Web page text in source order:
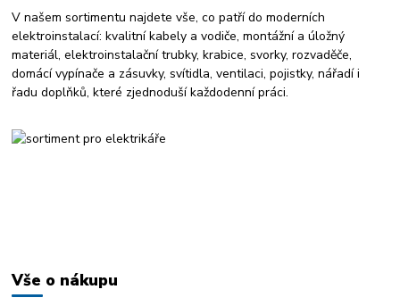
V našem sortimentu najdete vše, co patří do moderních
elektroinstalací: kvalitní kabely a vodiče, montážní a úložný
materiál, elektroinstalační trubky, krabice, svorky, rozvaděče,
domácí vypínače a zásuvky, svítidla, ventilaci, pojistky, nářadí i
řadu doplňků, které zjednoduší každodenní práci.
Vše o nákupu